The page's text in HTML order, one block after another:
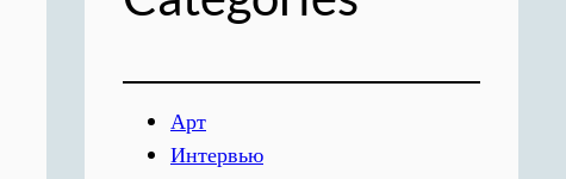
Арт
Интервью